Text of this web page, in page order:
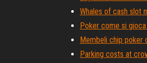
Whales of cash slot
Poker come si gioca
Membeli chip poker
Parking costs at